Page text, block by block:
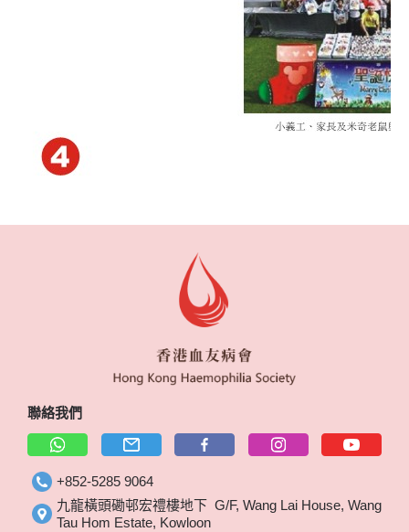
聯絡我們
+852-5285 9064
九龍橫頭磡邨宏禮樓地下 G/F, Wang Lai House, Wang
Tau Hom Estate, Kowloon